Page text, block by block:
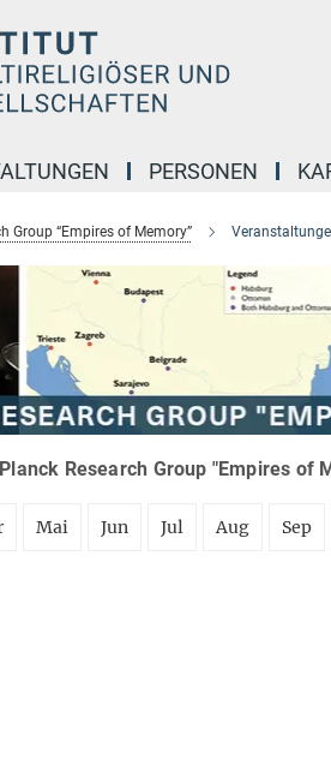
PERSONEN
Group “Empires of Memory”
Research Group "Empires of
Mai Jun Jul Aug Sep